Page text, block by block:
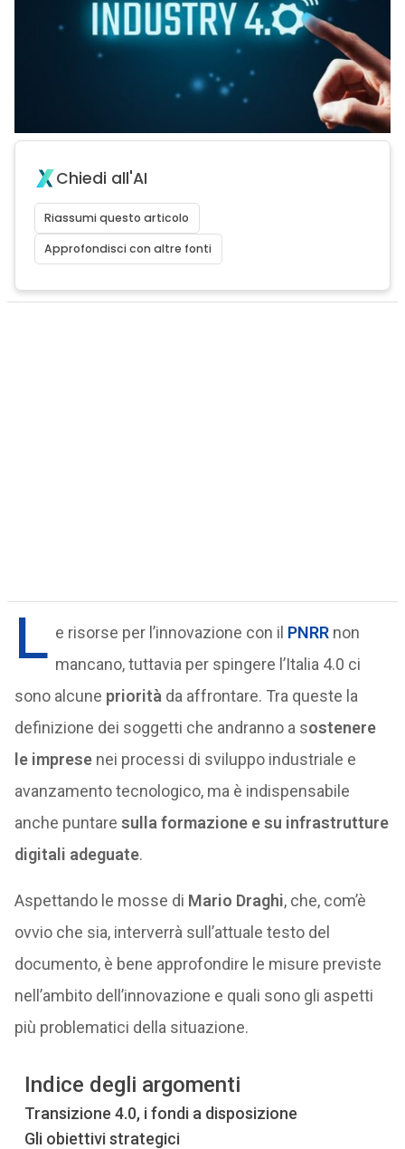
Chiedi all'AI
Riassumi questo articolo
Approfondisci con altre fonti
L e risorse per l’innovazione con il PNRRnon
mancano, tuttavia per spingere l’Italia 4.0 ci
sono alcune priorità da affrontare. Tra queste la
definizione dei soggetti che andranno a sostenere
le impresenei processi di sviluppo industriale e
avanzamento tecnologico, ma è indispensabile
anche puntare sulla formazione e su infrastrutture
digitali adeguate.
Aspettando le mosse di Mario Draghi, che, com’è
ovvio che sia, interverrà sull’attuale testo del
documento, è bene approfondire le misure previste
nell’ambito dell’innovazione e quali sono gli aspetti
più problematici della situazione.
Indice degli argomenti
Transizione 4.0, i fondi a disposizione
Gli obiettivi strategici